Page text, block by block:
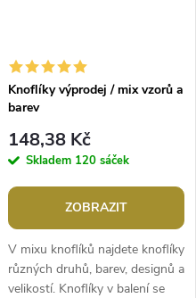
Knoflíky výprodej / mix vzorů a
barev
148,38 Kč
Skladem 120 sáček
ZOBRAZIT
V mixu knoflíků najdete knoflíky
různých druhů, barev, designů a
velikostí. Knoflíky v balení se